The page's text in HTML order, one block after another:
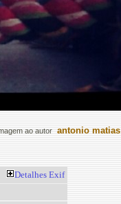
ao autor antonio matias
Detalhes Exif